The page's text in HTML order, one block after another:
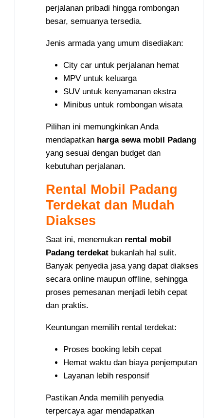
perjalanan pribadi hingga rombongan
besar, semuanya tersedia.
Jenis armada yang umum disediakan:
City car untuk perjalanan hemat
MPV untuk keluarga
SUV untuk kenyamanan ekstra
Minibus untuk rombongan wisata
Pilihan ini memungkinkan Anda
mendapatkan harga sewa mobil Padang
yang sesuai dengan budget dan
kebutuhan perjalanan.
Rental Mobil Padang
Terdekat dan Mudah
Diakses
Saat ini, menemukan rental mobil
Padang terdekat bukanlah hal sulit.
Banyak penyedia jasa yang dapat diakses
secara online maupun offline, sehingga
proses pemesanan menjadi lebih cepat
dan praktis.
Keuntungan memilih rental terdekat:
Proses booking lebih cepat
Hemat waktu dan biaya penjemputan
Layanan lebih responsif
Pastikan Anda memilih penyedia
terpercaya agar mendapatkan